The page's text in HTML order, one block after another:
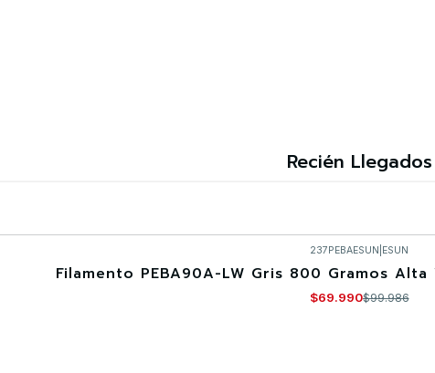
Recién Llegados
237PEBAESUN ESUN
Filamento PEBA90A-LW Gris 800 Gramos
$69.990$99.986